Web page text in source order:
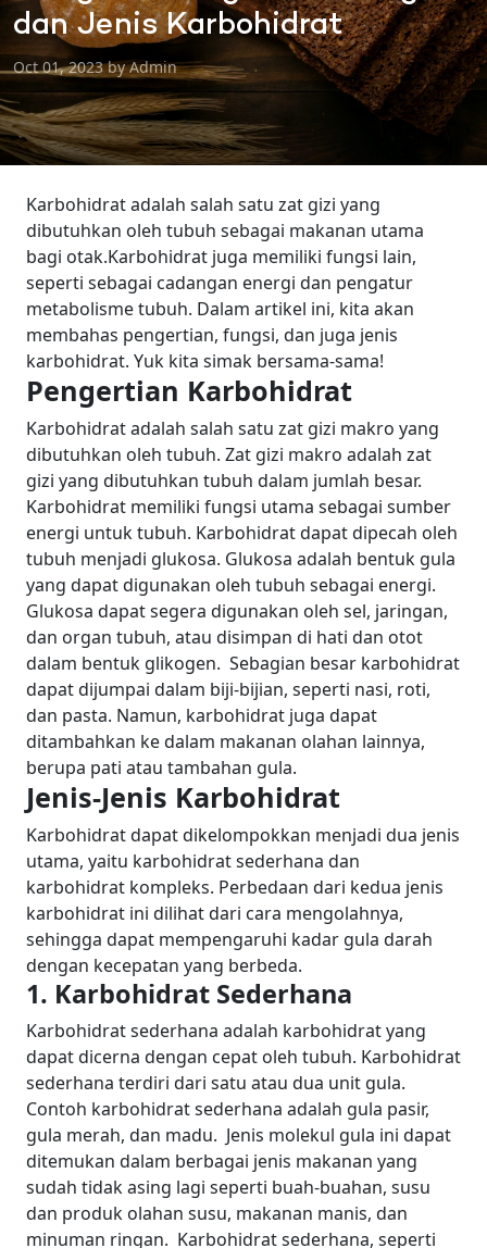
dan Jenis Karbohidrat
Oct 01, 2023 by Admin
Karbohidrat adalah salah satu zat gizi yang
dibutuhkan oleh tubuh sebagai makanan utama
bagi otak.Karbohidrat juga memiliki fungsi lain,
seperti sebagai cadangan energi dan pengatur
metabolisme tubuh. Dalam artikel ini, kita akan
membahas pengertian, fungsi, dan juga jenis
karbohidrat. Yuk kita simak bersama-sama!
Pengertian Karbohidrat
Karbohidrat adalah salah satu zat gizi makro yang
dibutuhkan oleh tubuh. Zat gizi makro adalah zat
gizi yang dibutuhkan tubuh dalam jumlah besar.
Karbohidrat memiliki fungsi utama sebagai sumber
energi untuk tubuh. Karbohidrat dapat dipecah oleh
tubuh menjadi glukosa. Glukosa adalah bentuk gula
yang dapat digunakan oleh tubuh sebagai energi.
Glukosa dapat segera digunakan oleh sel, jaringan,
dan organ tubuh, atau disimpan di hati dan otot
dalam bentuk glikogen. Sebagian besar karbohidrat
dapat dijumpai dalam biji-bijian, seperti nasi, roti,
dan pasta. Namun, karbohidrat juga dapat
ditambahkan ke dalam makanan olahan lainnya,
berupa pati atau tambahan gula.
Jenis-Jenis Karbohidrat
Karbohidrat dapat dikelompokkan menjadi dua jenis
utama, yaitu karbohidrat sederhana dan
karbohidrat kompleks. Perbedaan dari kedua jenis
karbohidrat ini dilihat dari cara mengolahnya,
sehingga dapat mempengaruhi kadar gula darah
dengan kecepatan yang berbeda.
1. Karbohidrat Sederhana
Karbohidrat sederhana adalah karbohidrat yang
dapat dicerna dengan cepat oleh tubuh. Karbohidrat
sederhana terdiri dari satu atau dua unit gula.
Contoh karbohidrat sederhana adalah gula pasir,
gula merah, dan madu. Jenis molekul gula ini dapat
ditemukan dalam berbagai jenis makanan yang
sudah tidak asing lagi seperti buah-buahan, susu
dan produk olahan susu, makanan manis, dan
minuman ringan. Karbohidrat sederhana, seperti